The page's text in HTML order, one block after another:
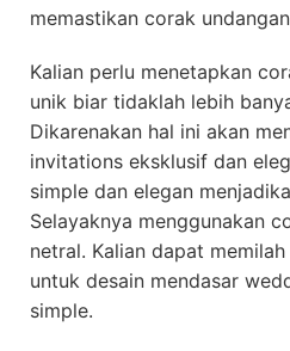
memastikan corak
Kalian perlu menetapkan
unik biar tidaklah lebih
Dikarenakan hal ini akan
invitations eksklusif dan
simple dan elegan
Selayaknya menggunakan
netral. Kalian dapat
untuk desain mendasar
simple.